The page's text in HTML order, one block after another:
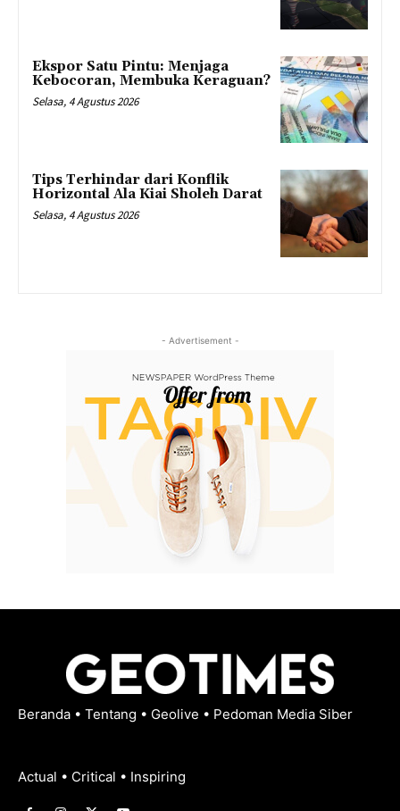
Ekspor Satu Pintu: Menjaga
Kebocoran, Membuka Keraguan?
Selasa, 4 Agustus 2026
Tips Terhindar dari Konflik
Horizontal Ala Kiai Sholeh Darat
Selasa, 4 Agustus 2026
- Advertisement -
Beranda • Tentang • Geolive • Pedoman Media Siber
Actual • Critical • Inspiring